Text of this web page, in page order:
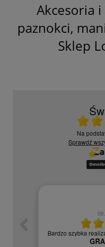
Akcesoria
paznokci,
Sklep
Ocena
Na
Sprawdź
Bardzo szybka